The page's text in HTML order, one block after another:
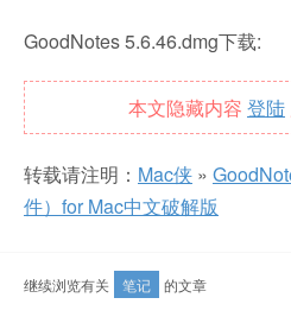
GoodNotes 5.6.46.dmg下载:
本文隐藏内容 登陆
转载请注明： Mac侠 »
件）for Mac中文破解版
继续浏览有关 笔记 的文章